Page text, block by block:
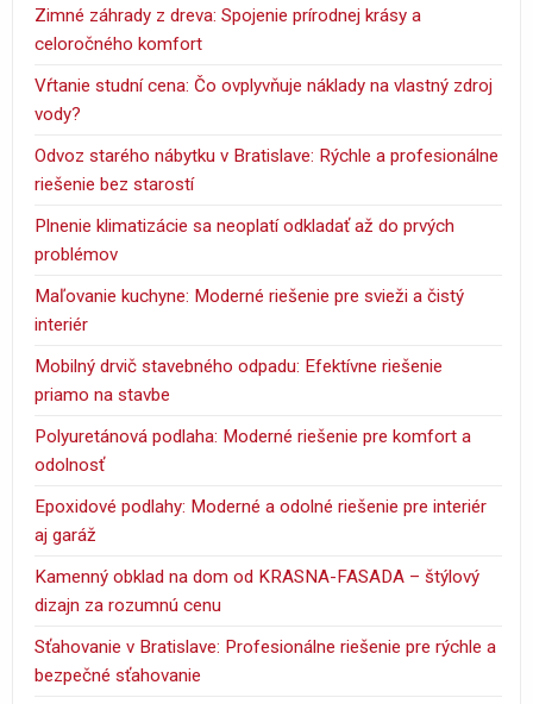
Zimné záhrady z dreva: Spojenie prírodnej krásy a
celoročného komfort
Vŕtanie studní cena: Čo ovplyvňuje náklady na vlastný zdroj
vody?
Odvoz starého nábytku v Bratislave: Rýchle a profesionálne
riešenie bez starostí
Plnenie klimatizácie sa neoplatí odkladať až do prvých
problémov
Maľovanie kuchyne: Moderné riešenie pre svieži a čistý
interiér
Mobilný drvič stavebného odpadu: Efektívne riešenie
priamo na stavbe
Polyuretánová podlaha: Moderné riešenie pre komfort a
odolnosť
Epoxidové podlahy: Moderné a odolné riešenie pre interiér
aj garáž
Kamenný obklad na dom od KRASNA-FASADA – štýlový
dizajn za rozumnú cenu
Sťahovanie v Bratislave: Profesionálne riešenie pre rýchle a
bezpečné sťahovanie